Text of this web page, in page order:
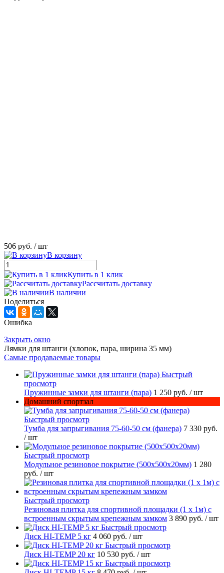
506 руб. / шт
В корзину
Купить в 1 клик
Рассчитать доставку
В наличии
Поделиться
Ошибка
Закрыть окно
Лямки для штанги (хлопок, пара, ширина 35 мм)
Самые продаваемые товары
Быстрый
просмотр
Пружинные замки для штанги (пара) 1 250 руб. / шт
Домашний спортзал
Быстрый просмотр
Тумба для запрыгивания 75-60-50 см (фанера) 7 330 руб.
/ шт
Быстрый просмотр
Модульное резиновое покрытие (500х500х20мм) 1 280
руб. / шт
Быстрый просмотр
Резиновая плитка для спортивной площадки (1 х 1м) с
встроенным скрытым крепежным замком 3 890 руб. / шт
Быстрый просмотр
Диск HI-TEMP 5 кг 4 060 руб. / шт
Быстрый просмотр
Диск HI-TEMP 20 кг 10 530 руб. / шт
Быстрый просмотр